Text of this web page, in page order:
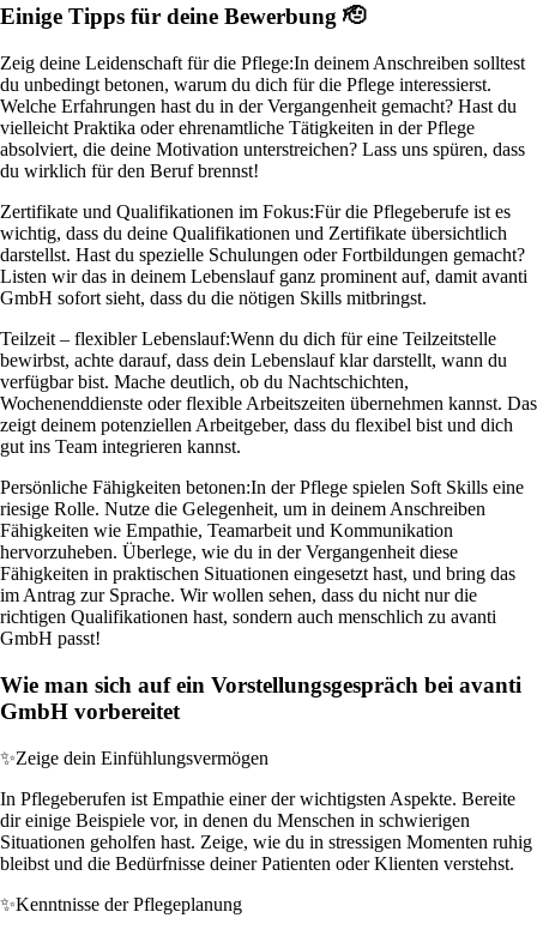
Einige Tipps für deine Bewerbung 🫡
Zeig deine Leidenschaft für die Pflege:In deinem Anschreiben solltest
du unbedingt betonen, warum du dich für die Pflege interessierst.
Welche Erfahrungen hast du in der Vergangenheit gemacht? Hast du
vielleicht Praktika oder ehrenamtliche Tätigkeiten in der Pflege
absolviert, die deine Motivation unterstreichen? Lass uns spüren, dass
du wirklich für den Beruf brennst!
Zertifikate und Qualifikationen im Fokus:Für die Pflegeberufe ist es
wichtig, dass du deine Qualifikationen und Zertifikate übersichtlich
darstellst. Hast du spezielle Schulungen oder Fortbildungen gemacht?
Listen wir das in deinem Lebenslauf ganz prominent auf, damit avanti
GmbH sofort sieht, dass du die nötigen Skills mitbringst.
Teilzeit – flexibler Lebenslauf:Wenn du dich für eine Teilzeitstelle
bewirbst, achte darauf, dass dein Lebenslauf klar darstellt, wann du
verfügbar bist. Mache deutlich, ob du Nachtschichten,
Wochenenddienste oder flexible Arbeitszeiten übernehmen kannst. Das
zeigt deinem potenziellen Arbeitgeber, dass du flexibel bist und dich
gut ins Team integrieren kannst.
Persönliche Fähigkeiten betonen:In der Pflege spielen Soft Skills eine
riesige Rolle. Nutze die Gelegenheit, um in deinem Anschreiben
Fähigkeiten wie Empathie, Teamarbeit und Kommunikation
hervorzuheben. Überlege, wie du in der Vergangenheit diese
Fähigkeiten in praktischen Situationen eingesetzt hast, und bring das
im Antrag zur Sprache. Wir wollen sehen, dass du nicht nur die
richtigen Qualifikationen hast, sondern auch menschlich zu avanti
GmbH passt!
Wie man sich auf ein Vorstellungsgespräch bei avanti
GmbH vorbereitet
✨Zeige dein Einfühlungsvermögen
In Pflegeberufen ist Empathie einer der wichtigsten Aspekte. Bereite
dir einige Beispiele vor, in denen du Menschen in schwierigen
Situationen geholfen hast. Zeige, wie du in stressigen Momenten ruhig
bleibst und die Bedürfnisse deiner Patienten oder Klienten verstehst.
✨Kenntnisse der Pflegeplanung